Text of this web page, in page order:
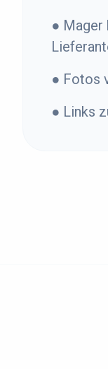
● Mager
● Fotos
● Links